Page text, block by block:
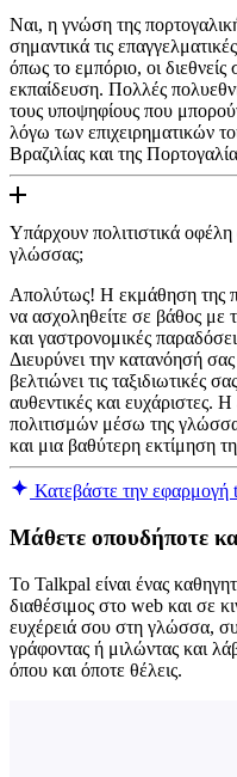
Ναι, η γνώση της
σημαντικά τις
όπως το εμπόριο, οι διεθνείς
εκπαίδευση. Πολλές
τους υποψηφίους που
λόγω των επιχειρηματικών
Βραζιλίας και της
Υπάρχουν πολιτιστικά
γλώσσας;
Απολύτως! Η εκμάθηση της
να ασχοληθείτε σε βάθος με
και γαστρονομικές
Διευρύνει την κατανόησή
βελτιώνει τις ταξιδιωτικές
αυθεντικές και ευχάριστες.
πολιτισμών μέσω της
και μια βαθύτερη εκτίμηση
Κατεβάστε την εφαρμογή
Μάθετε οπουδήποτε
Το Talkpal είναι ένας
διαθέσιμος στο web και σε
ευχέρειά σου στη γλώσσα,
γράφοντας ή μιλώντας και
όπου και όποτε θέλεις.